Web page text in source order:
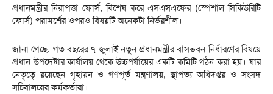
প্রধানমন্ত্রীর নিরাপত্তা ফোর্স, বিশেষ করে এসএসএফের (স্পেশাল সিকিউরিটি
ফোর্স) পরামর্শের ওপরও বিষয়টি অনেকটা নির্ভরশীল।
জানা গেছে, গত বছরের ৭ জুলাই নতুন প্রধানমন্ত্রীর বাসভবন নির্ধারণের বিষয়ে
প্রধান উপদেষ্টার কার্যালয় থেকে উচ্চপর্যায়ের একটি কমিটি গঠন করা হয়। যার
নেতৃত্বে রয়েছেন গৃহায়ন ও গণপূর্ত মন্ত্রণালয়, স্থাপত্য অধিদপ্তর ও সংসদ
সচিবালয়ের কর্মকর্তারা।